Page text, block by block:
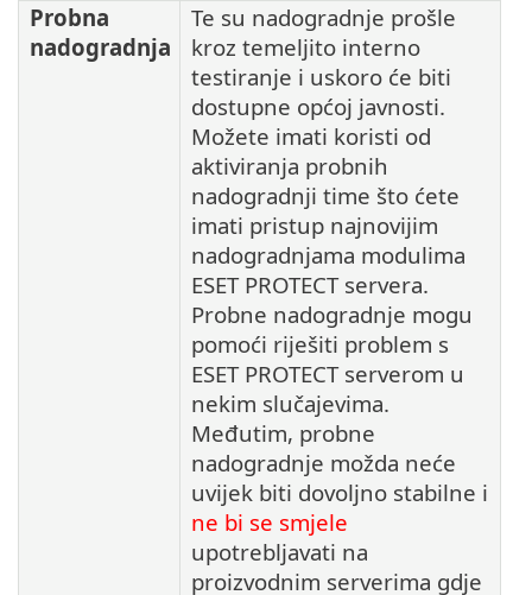
Probna
nadogradnja
Te su nadogradnje prošle
kroz temeljito interno
testiranje i uskoro će biti
dostupne općoj javnosti.
Možete imati koristi od
aktiviranja probnih
nadogradnji time što ćete
imati pristup najnovijim
nadogradnjama modulima
ESET PROTECT servera.
Probne nadogradnje mogu
pomoći riješiti problem s
ESET PROTECT serverom u
nekim slučajevima.
Međutim, probne
nadogradnje možda neće
uvijek biti dovoljno stabilne i
ne bi se smjele
upotrebljavati na
proizvodnim serverima gdje